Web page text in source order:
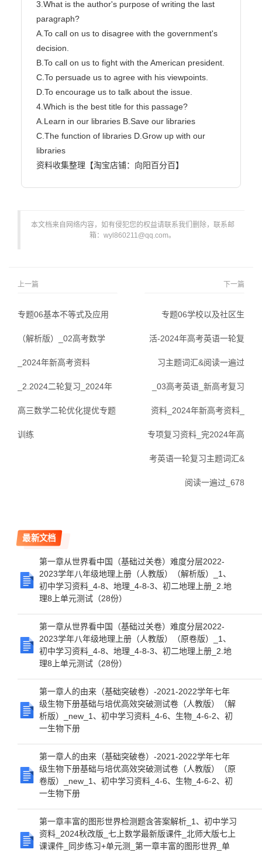
本文档来自网络内容，如有侵犯您的权益请联系我们删除，联系邮
箱：wyl860211@qq.com。
上一篇
专题06基本不等式及应用
（解析版）_02高考数学
_2024年新高考资料
_2.2024二轮复习_2024年
高三数学二轮优化提优专题
训练
下一篇
专题06学校以及社区生
活-2024年高考英语一轮复
习主题词汇&阅读一遍过
_03高考英语_新高考复习
资料_2024年新高考资料_
专项复习资料_完2024年高
考英语一轮复习主题词汇&
阅读一遍过_678
最新文档
第一章从世界看中国（基础过关卷）难度分层2022-
2023学年八年级地理上册（人教版）（解析版）_1、
初中学习资料_4-8、地理_4-8-3、初二地理上册_2.地
理8上单元测试（28份）
第一章从世界看中国（基础过关卷）难度分层2022-
2023学年八年级地理上册（人教版）（原卷版）_1、
初中学习资料_4-8、地理_4-8-3、初二地理上册_2.地
理8上单元测试（28份）
第一章人的由来（基础突破卷）-2021-2022学年七年
级生物下册基础与培优高效突破测试卷（人教版）（解
析版）_new_1、初中学习资料_4-6、生物_4-6-2、初
一生物下册
第一章人的由来（基础突破卷）-2021-2022学年七年
级生物下册基础与培优高效突破测试卷（人教版）（原
卷版）_new_1、初中学习资料_4-6、生物_4-6-2、初
一生物下册
第一章丰富的图形世界检测题含答案解析_1、初中学习
资料_2024秋改版_七上数学最新版课件_北师大版七上
课课件_同步练习+单元测_第一章丰富的图形世界_单